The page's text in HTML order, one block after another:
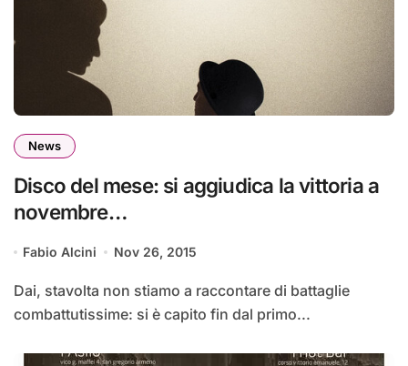
News
Disco del mese: si aggiudica la vittoria a
novembre…
Fabio Alcini Nov 26, 2015
Dai, stavolta non stiamo a raccontare di battaglie
combattutissime: si è capito fin dal primo...